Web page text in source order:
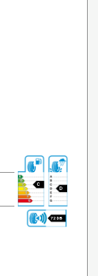
C
D
72 DB